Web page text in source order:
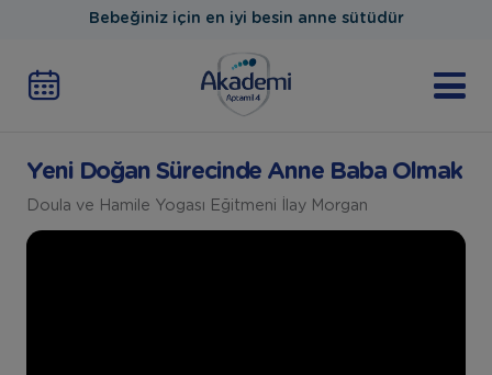
Bebeğiniz için en iyi besin anne sütüdür
Yeni Doğan Sürecinde Anne Baba Olmak
Doula ve Hamile Yogası Eğitmeni İlay Morgan